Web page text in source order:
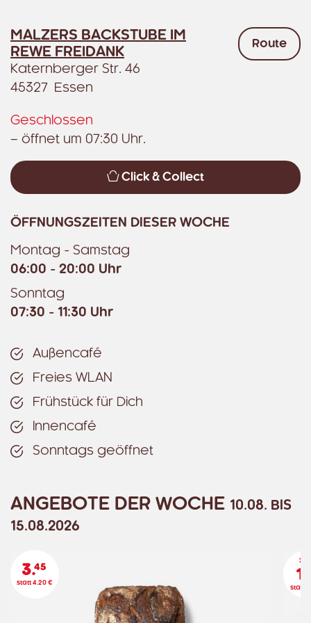
MALZERS BACKSTUBE IM
REWE FREIDANK
Katernberger Str. 46
45327 Essen
Route
Geschlossen
– öffnet um 07:30 Uhr.
Click & Collect
ÖFFNUNGSZEITEN DIESER WOCHE
Montag - Samstag
06:00 - 20:00 Uhr
Sonntag
07:30 - 11:30 Uhr
Außencafé
Freies WLAN
Frühstück für Dich
Innencafé
Sonntags geöffnet
ANGEBOTE DER WOCHE 10.08. BIS
15.08.2026
3.45
statt 4.20 €
2
1.
statt